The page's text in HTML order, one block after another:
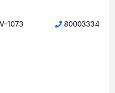
1073 80003334